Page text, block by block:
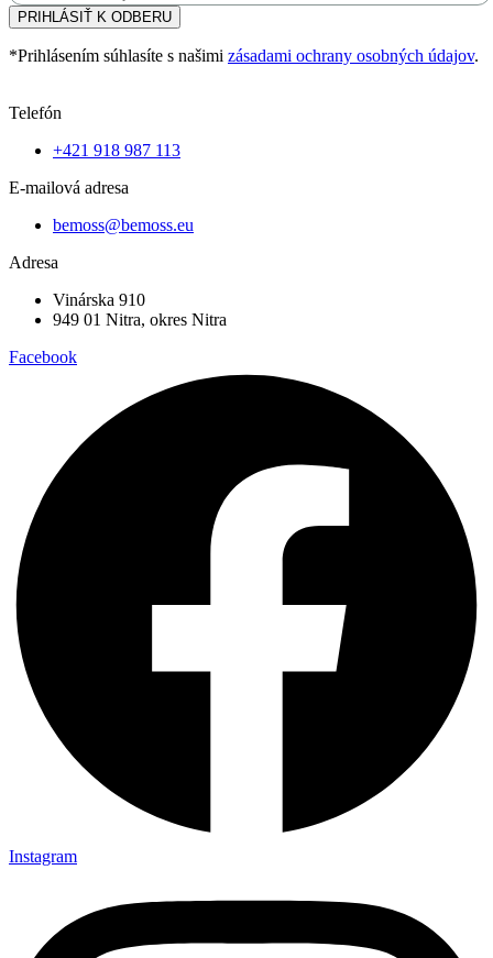
PRIHLÁSIŤ K ODBERU
*Prihlásením súhlasíte s našimi zásadami ochrany osobných údajov.
Telefón
+421 918 987 113
E-mailová adresa
bemoss@bemoss.eu
Adresa
Vinárska 910
949 01 Nitra, okres Nitra
Facebook
Instagram